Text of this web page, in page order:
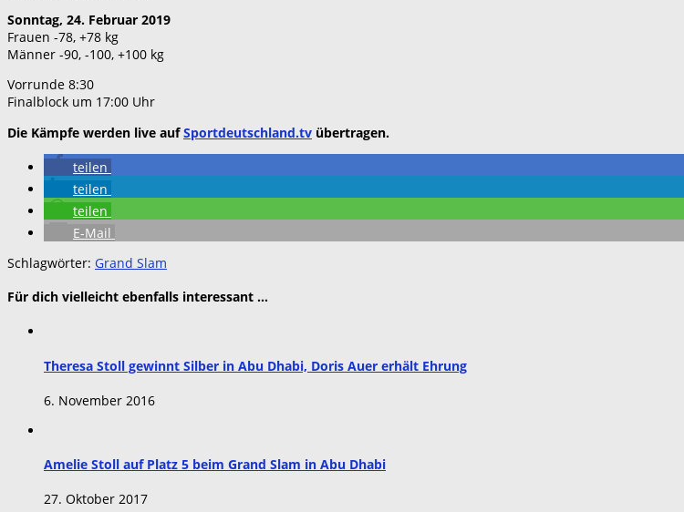
Sonntag, 24. Februar 2019
Frauen -78, +78 kg
Männer -90, -100, +100 kg
Vorrunde 8:30
Finalblock um 17:00 Uhr
Die Kämpfe werden live aufSportdeutschland.tv übertragen.
teilen
teilen
teilen
E-Mail
Schlagwörter: Grand Slam
Für dich vielleicht ebenfalls interessant …
Theresa Stoll gewinnt Silber in Abu Dhabi, Doris Auer erhält Ehrung
6. November 2016
Amelie Stoll auf Platz 5 beim Grand Slam in Abu Dhabi
27. Oktober 2017